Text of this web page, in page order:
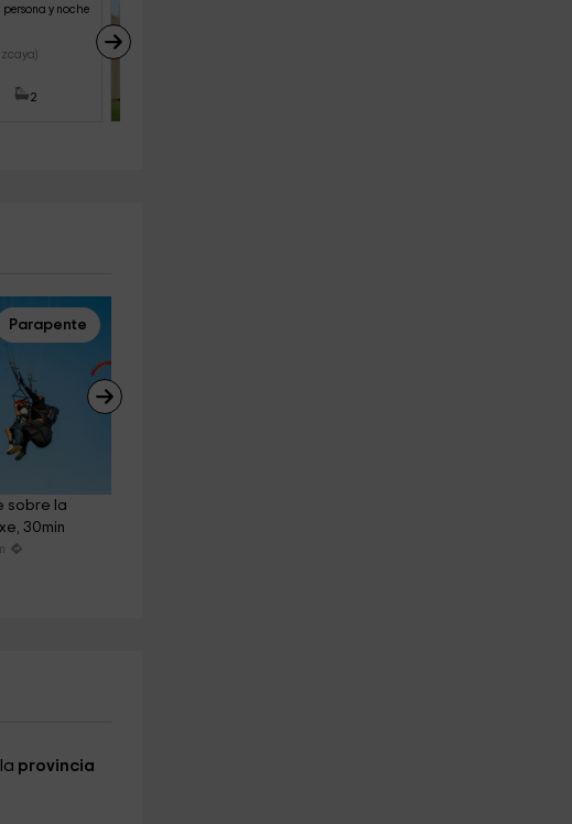
persona y noche
2
Parapente
sobre la
30min
provincia